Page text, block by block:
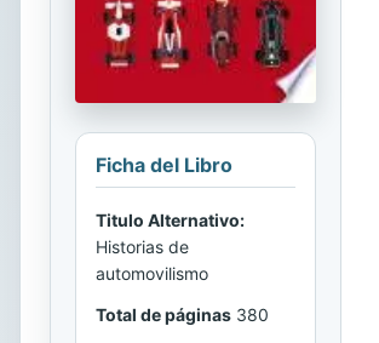
Ficha del Libro
Titulo Alternativo:
Historias de
automovilismo
Total de páginas 380